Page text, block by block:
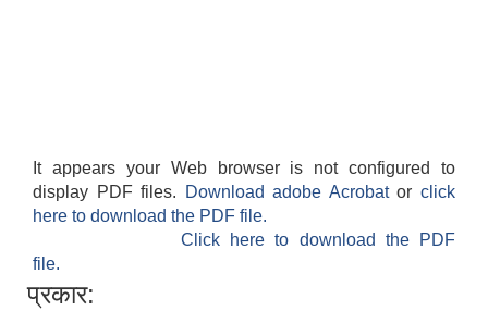
It appears your Web browser is not configured to
display PDF files.
Download adobe Acrobatorclick
here to download the PDF file.
Click here to download the PDF
file.
प्रकार: